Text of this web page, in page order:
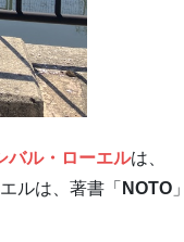
バル・ローエルは、
ルは、著書「 NOTO 」